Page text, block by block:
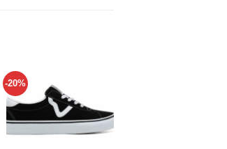
-20%
lista de
deseos